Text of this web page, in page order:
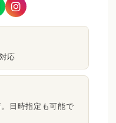
応
日時指定も可能で